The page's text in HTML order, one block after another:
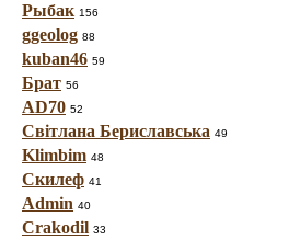
Рыбак 156
ggeolog 88
kuban46 59
Брат 56
AD70 52
Світлана Бериславська 49
Klimbim 48
Скилеф 41
Admin 40
Crakodil 33